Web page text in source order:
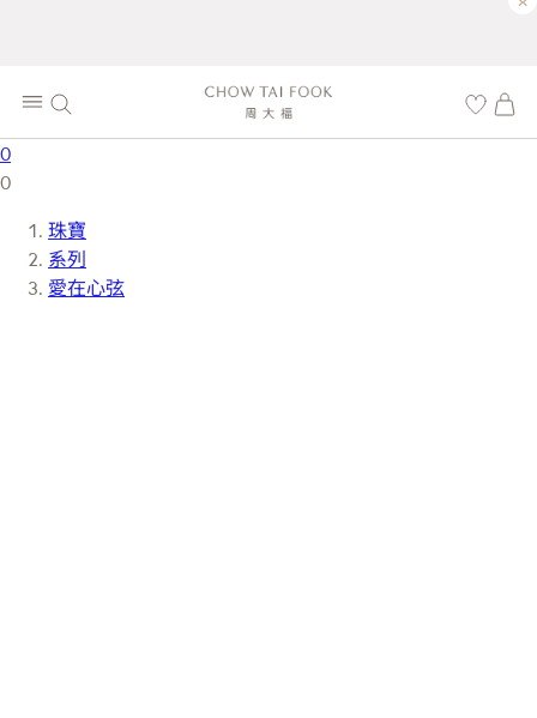
0
0
珠寶
系列
愛在心弦